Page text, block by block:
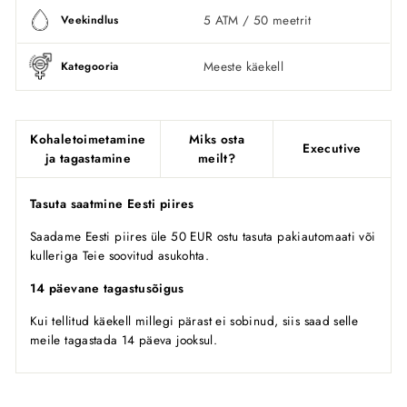
Veekindlus 5 ATM / 50 meetrit
Kategooria Meeste käekell
Kohaletoimetamine
ja tagastamine
Miks osta
meilt?
Executive
Tasuta saatmine Eesti piires
Saadame Eesti piires üle 50 EUR ostu tasuta pakiautomaati või
kulleriga Teie soovitud asukohta.
14 päevane tagastusõigus
Kui tellitud käekell millegi pärast ei sobinud, siis saad selle
meile tagastada 14 päeva jooksul.